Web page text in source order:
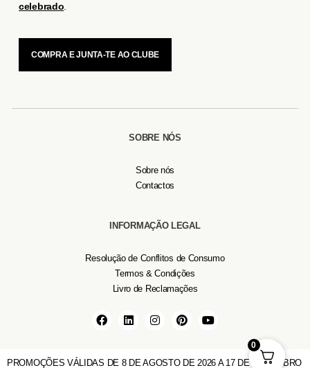
celebrado.
COMPRA E JUNTA-TE AO CLUBE
SOBRE NÓS
Sobre nós
Contactos
INFORMAÇÃO LEGAL
Resolução de Conflitos de Consumo
Termos & Condições
Livro de Reclamações
PROMOÇÕES VÁLIDAS DE 8 DE AGOSTO DE 2026 A 17 DE SETEMBRO
0